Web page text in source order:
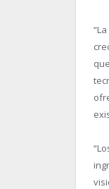
“
“